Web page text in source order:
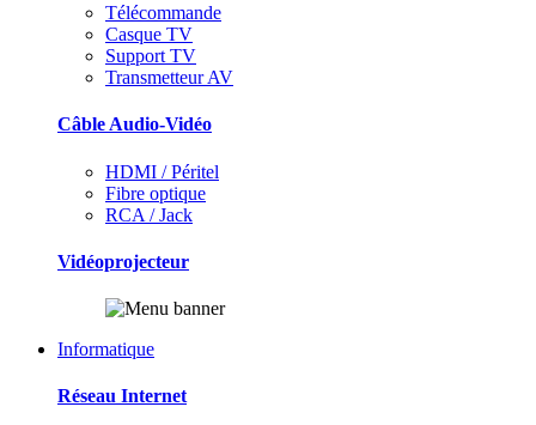
Télécommande
Casque TV
Support TV
Transmetteur AV
Câble Audio-Vidéo
HDMI / Péritel
Fibre optique
RCA / Jack
Vidéoprojecteur
Informatique
Réseau Internet